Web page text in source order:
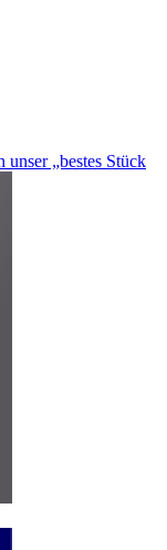
„bestes Stück